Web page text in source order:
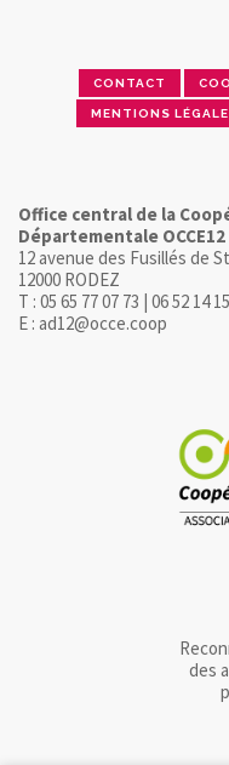
CONTACT
MENTIONS
Office central de la
Départementale OCCE12
12 avenue des Fusillés de
12000 RODEZ
T : 05 65 77 07 73 | 06 52 14
E : ad12@occe.coop
des